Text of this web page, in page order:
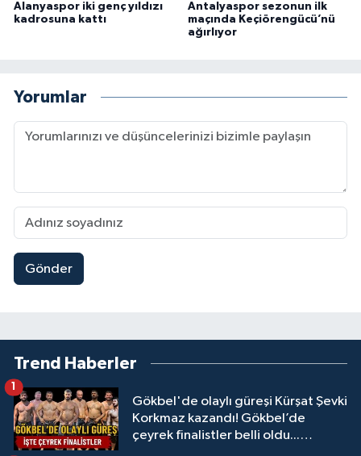
Alanyaspor iki genç yıldızı
kadrosuna kattı
Antalyaspor sezonun ilk
maçında Keçiörengücü’nü
ağırlıyor
Yorumlar
Gönder
Trend Haberler
Gökbel'de olaylı güreşi Kürşat Şevki
Korkmaz kazandı! Gökbel’de
çeyrek finalistler belli oldu...
1